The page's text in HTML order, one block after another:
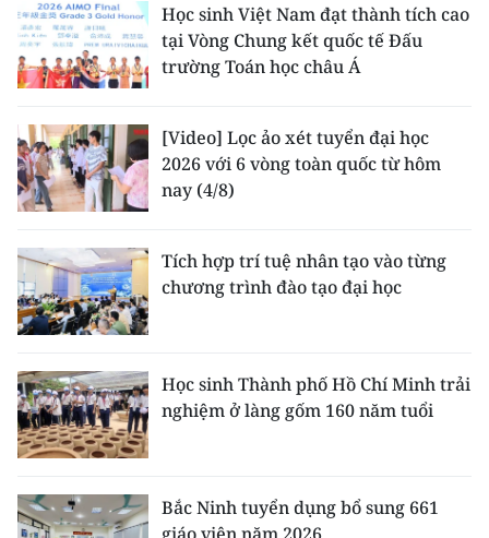
Học sinh Việt Nam đạt thành tích cao
tại Vòng Chung kết quốc tế Đấu
trường Toán học châu Á
[Video] Lọc ảo xét tuyển đại học
2026 với 6 vòng toàn quốc từ hôm
nay (4/8)
Tích hợp trí tuệ nhân tạo vào từng
chương trình đào tạo đại học
Học sinh Thành phố Hồ Chí Minh trải
nghiệm ở làng gốm 160 năm tuổi
Bắc Ninh tuyển dụng bổ sung 661